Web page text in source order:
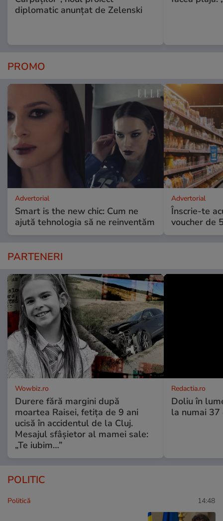
diplomatic anunțat de Zelenski
PROMO
Advertorial
Smart is the new chic: Cum ne
ajută tehnologia să ne reinventăm
Advertorial
Înscrie-te
voucher de
PARTENERI
Wowbiz.ro
Durere fără margini după
moartea Raisei, fetița de 9 ani
ucisă în accidentul de la Cluj.
Mesajul sfâșietor al mamei sale:
„Te iubim…”
Redactia.ro
Doliu în
la numai 37
POLITIC
Politică 14:48